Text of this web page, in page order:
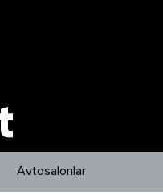
Avtosalonlar